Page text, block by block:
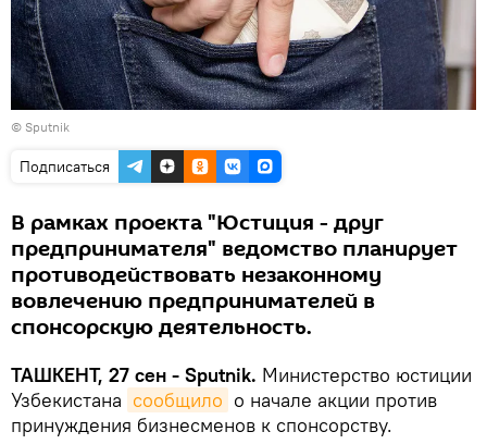
© Sputnik
Подписаться
В рамках проекта "Юстиция - друг
предпринимателя" ведомство планирует
противодействовать незаконному
вовлечению предпринимателей в
спонсорскую деятельность.
ТАШКЕНТ, 27 сен - Sputnik. Министерство юстиции
Узбекистана сообщило о начале акции против
принуждения бизнесменов к спонсорству.